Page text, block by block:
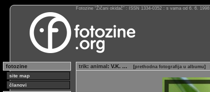
Fotozine “Žičani okidač” : ISSN 1334-0352 : s vama od 6. 6. 1998
fotozine
site map
članovi
trik: animal: V.K. … [prethodna fotografija u albumu]